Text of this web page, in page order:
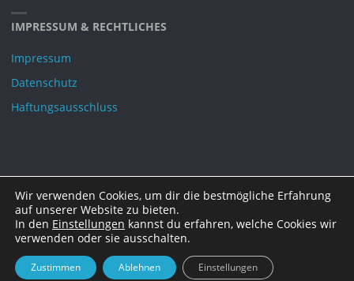
IMPRESSUM & RECHTLICHES
Impressum
Datenschutz
Haftungsausschluss
©2021 DAGOT e.V.
Wir verwenden Cookies, um dir die bestmögliche Erfahrung
auf unserer Website zu bieten.
In den Einstellungen kannst du erfahren, welche Cookies wir
verwenden oder sie ausschalten.
Zustimmen Ablehnen Einstellungen